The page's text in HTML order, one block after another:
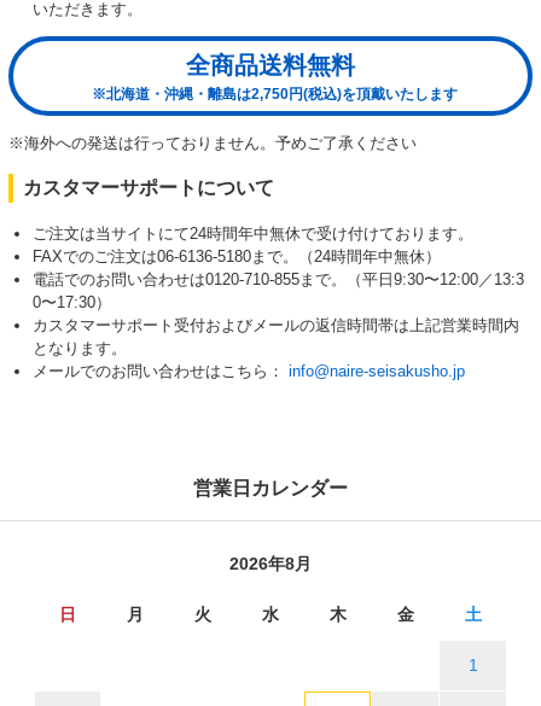
いただきます。
全商品送料無料
※北海道・沖縄・離島は2,750円(税込)を頂戴いたします
※海外への発送は行っておりません。予めご了承ください
カスタマーサポートについて
ご注文は当サイトにて24時間年中無休で受け付けております。
FAXでのご注文は06-6136-5180まで。（24時間年中無休）
電話でのお問い合わせは0120-710-855まで。（平日9:30〜12:00／13:3
0〜17:30）
カスタマーサポート受付およびメールの返信時間帯は上記営業時間内
となります。
メールでのお問い合わせはこちら： info@naire-seisakusho.jp
営業日カレンダー
2026年8月
日 月 火 水 木 金 土
1